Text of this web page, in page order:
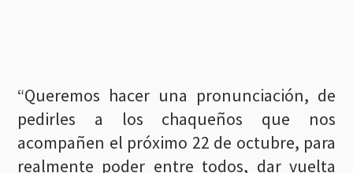
“Queremos hacer una pronunciación, de
pedirles a los chaqueños que nos
acompañen el próximo 22 de octubre, para
realmente poder entre todos, dar vuelta